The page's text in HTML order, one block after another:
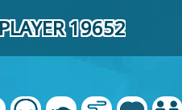
19652